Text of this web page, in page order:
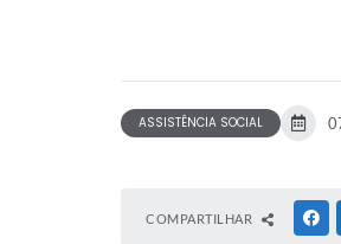
ASSISTÊNCIA SOCIAL
COMPARTILHAR